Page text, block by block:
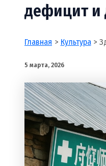
дефицит и
Главная Культура
5 марта, 2026